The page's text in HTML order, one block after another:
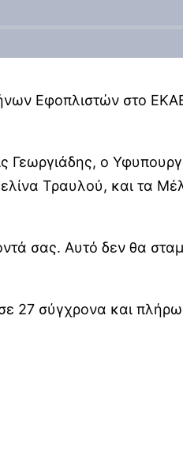
Εφοπλιστών στο
ο
Τραυλού, και τα
σας. Αυτό δεν θα
27 σύγχρονα και